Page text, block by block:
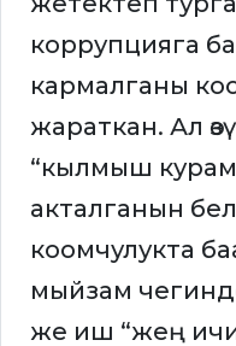
коррупцияга
кармалганы
жараткан. Ал
“кылмыш
акталганын
коомчулукта
мыйзам
же иш “жең